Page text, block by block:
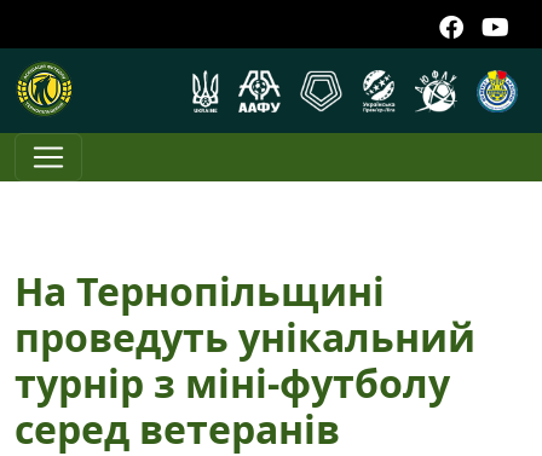
На Тернопільщині
проведуть унікальний
турнір з міні-футболу
серед ветеранів